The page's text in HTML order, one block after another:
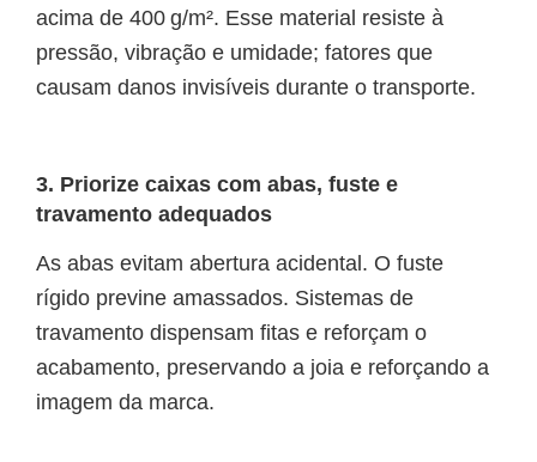
acima de 400 g/m². Esse material resiste à
pressão, vibração e umidade; fatores que
causam danos invisíveis durante o transporte.
3. Priorize caixas com abas, fuste e
travamento adequados
As abas evitam abertura acidental. O fuste
rígido previne amassados. Sistemas de
travamento dispensam fitas e reforçam o
acabamento, preservando a joia e reforçando a
imagem da marca.